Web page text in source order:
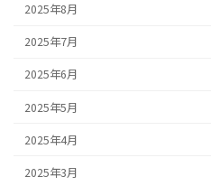
2025年8月
2025年7月
2025年6月
2025年5月
2025年4月
2025年3月